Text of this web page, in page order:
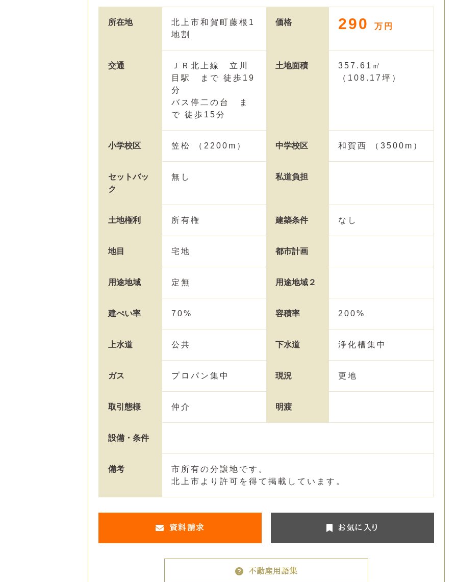
所在地
北上市和賀町藤根1
地割
価格 290 万円
交通
ＪＲ北上線 立川
目駅 まで 徒歩19
分
バス停二の台 ま
で 徒歩15分
土地面積
357.61㎡
（108.17坪）
小学校区 笠松 （2200m） 中学校区 和賀西 （3500m）
セットバッ
ク
無し 私道負担
土地権利 所有権 建築条件 なし
地目 宅地 都市計画
用途地域 定無 用途地域２
建ぺい率 70% 容積率 200%
上水道 公共 下水道 浄化槽集中
ガス プロパン集中 現況 更地
取引態様 仲介 明渡
設備・条件
備考
市所有の分譲地です。
北上市より許可を得て掲載しています。
資料請求 お気に入り
不動産用語集